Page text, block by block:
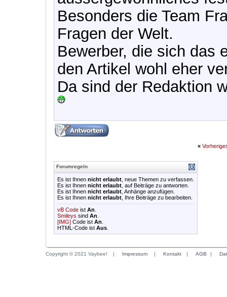
Besonders die Team
Fragen der Welt.
Bewerber, die sich das
den Artikel wohl eher
Da sind der Redaktion
«
Forumregeln
Es ist Ihnen nicht erlaubt , neue Themen zu verfassen.
Es ist Ihnen nicht erlaubt , auf Beiträge zu antworten.
Es ist Ihnen nicht erlaubt , Anhänge anzufügen.
Es ist Ihnen nicht erlaubt , Ihre Beiträge zu bearbeiten.
vB Code ist An
Smileys sind An
[IMG] Code ist An
HTML-Code ist Aus
Copyright © 2021 Vaybee! | Impressum | Kontakt | AGB |